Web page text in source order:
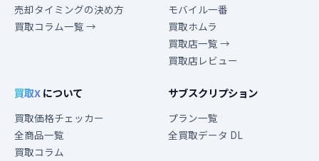
売却タイミングの決め方
買取コラム一覧 →
モバイル一番
買取ホムラ
買取店一覧 →
買取店レビュー
買取Xについて
買取価格チェッカー
全商品一覧
買取コラム
サブスクリプション
プラン一覧
全買取データ DL